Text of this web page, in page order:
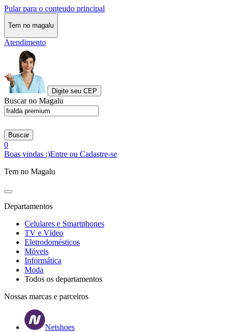
Pular para o conteudo principal
Tem no magalu
Atendimento
Digite seu CEP
Buscar no Magalu
Buscar
0
Boas vindas :)Entre ou Cadastre-se
Tem no Magalu
Departamentos
Celulares e Smartphones
TV e Vídeo
Eletrodomésticos
Móveis
Informática
Moda
Todos os departamentos
Nossas marcas e parceiros
Netshoes